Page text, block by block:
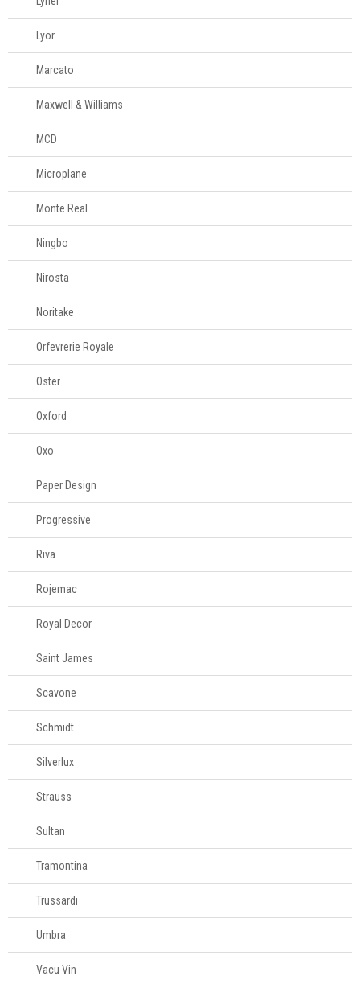
Lyor
Marcato
Maxwell & Williams
MCD
Microplane
Monte Real
Ningbo
Nirosta
Noritake
Orfevrerie Royale
Oster
Oxford
Oxo
Paper Design
Progressive
Riva
Rojemac
Royal Decor
Saint James
Scavone
Schmidt
Silverlux
Strauss
Sultan
Tramontina
Trussardi
Umbra
Vacu Vin